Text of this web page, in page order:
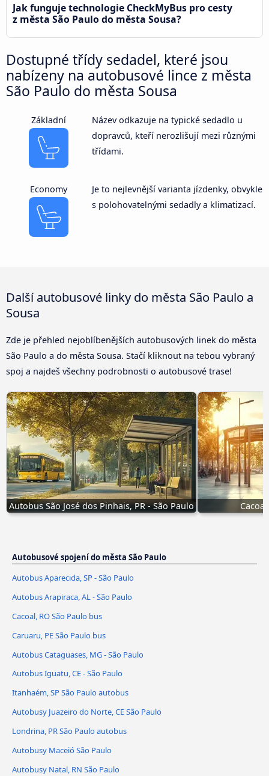
Jak funguje technologie CheckMyBus pro cesty
z města São Paulo do města Sousa?
Dostupné třídy sedadel, které jsou
nabízeny na autobusové lince z města
São Paulo do města Sousa
Základní
Název odkazuje na typické sedadlo u
dopravců, kteří nerozlišují mezi různými
třídami.
Economy
Je to nejlevnější varianta jízdenky, obvykle
s polohovatelnými sedadly a klimatizací.
Další autobusové linky do města São Paulo a
Sousa
Zde je přehled nejoblíbenějších autobusových linek do města
São Paulo a do města Sousa. Stačí kliknout na tebou vybraný
spoj a najdeš všechny podrobnosti o autobusové trase!
Autobus São José dos Pinhais, PR - São Paulo
Autobusové spojení do města São Paulo
Autobus Aparecida, SP - São Paulo
Autobus Arapiraca, AL - São Paulo
Cacoal, RO São Paulo bus
Caruaru, PE São Paulo bus
Autobus Cataguases, MG - São Paulo
Autobus Iguatu, CE - São Paulo
Itanhaém, SP São Paulo autobus
Autobusy Juazeiro do Norte, CE São Paulo
Londrina, PR São Paulo autobus
Autobusy Maceió São Paulo
Autobusy Natal, RN São Paulo